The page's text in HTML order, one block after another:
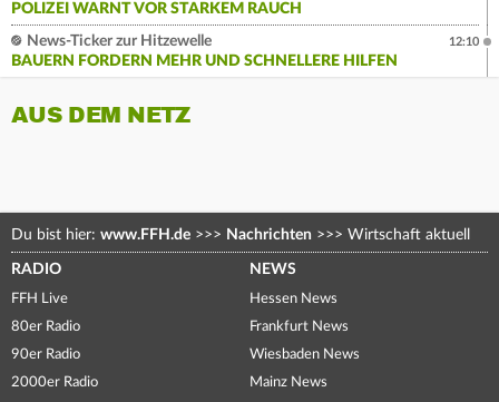
POLIZEI WARNT VOR STARKEM RAUCH
News-Ticker zur Hitzewelle
BAUERN FORDERN MEHR UND SCHNELLERE HILFEN
12:10
AUS DEM NETZ
Du bist hier: www.FFH.de >>> Nachrichten >>> Wirtschaft aktuell
RADIO
FFH Live
80er Radio
90er Radio
2000er Radio
NEWS
Hessen News
Frankfurt News
Wiesbaden News
Mainz News